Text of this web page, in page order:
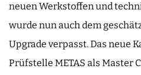
neuen Werkstoffen und
wurde nun auch dem
Upgrade verpasst. Das neue
Prüfstelle METAS als